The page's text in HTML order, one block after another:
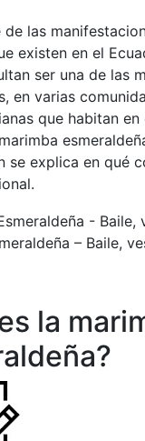
las
existen en el
ser una de las
en varias
que habitan en
se explica en qué
– Baile,
la